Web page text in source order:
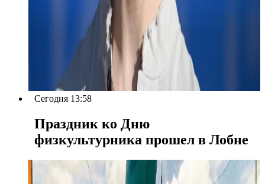
Сегодня 13:58
Праздник ко Дню
физкультурника прошел в Лобне